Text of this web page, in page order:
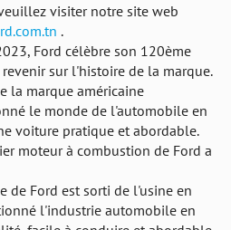
visiter notre site web
.
Ford célèbre son 120ème
sur l'histoire de la marque.
la marque américaine
le monde de l'automobile en
voiture pratique et abordable.
moteur à combustion de Ford a
de Ford est sorti de l'usine en
l'industrie automobile en